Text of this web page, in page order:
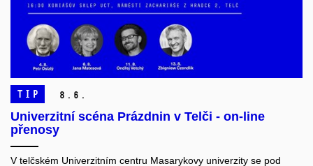
TIP 8. 6.
Univerzitní scéna Prázdnin v Telči - on-line
přenosy
V telčském Univerzitním centru Masarykovy univerzity se pod